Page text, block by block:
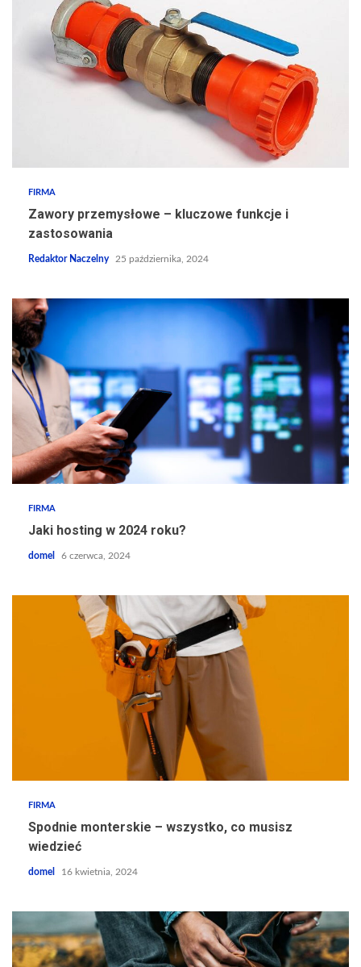
FIRMA
Zawory przemysłowe – kluczowe funkcje i
zastosowania
Redaktor Naczelny 25 października, 2024
FIRMA
Jaki hosting w 2024 roku?
domel 6 czerwca, 2024
FIRMA
Spodnie monterskie – wszystko, co musisz
wiedzieć
domel 16 kwietnia, 2024